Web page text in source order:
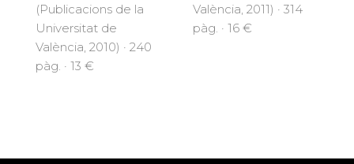
(Publicacions de la
Universitat de
València, 2010) · 240
pàg. · 13 €
València, 2011) · 314
pàg. · 16 €